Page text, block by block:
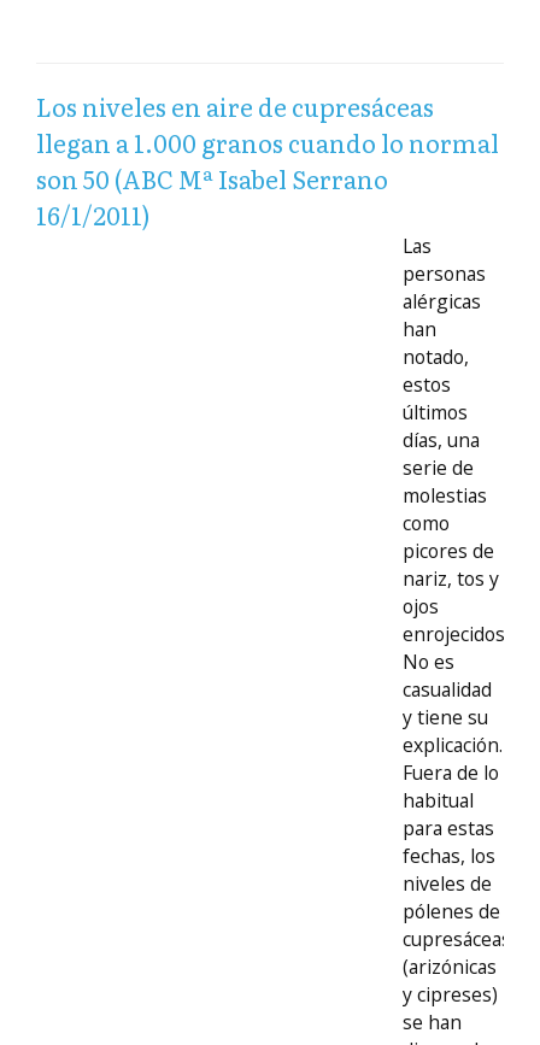
Los niveles en aire de cupresáceas
llegan a 1.000 granos cuando lo normal
son 50 (ABC Mª Isabel Serrano
16/1/2011)
Las
personas
alérgicas
han
notado,
estos
últimos
días, una
serie de
molestias
como
picores de
nariz, tos y
ojos
enrojecidos.
No es
casualidad
y tiene su
explicación.
Fuera de lo
habitual
para estas
fechas, los
niveles de
pólenes de
cupresáceas
(arizónicas
y cipreses)
se han